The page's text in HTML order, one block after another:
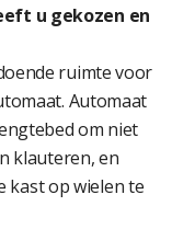
u gekozen en
ruimte voor
Automaat
om niet
klauteren, en
kast op wielen te